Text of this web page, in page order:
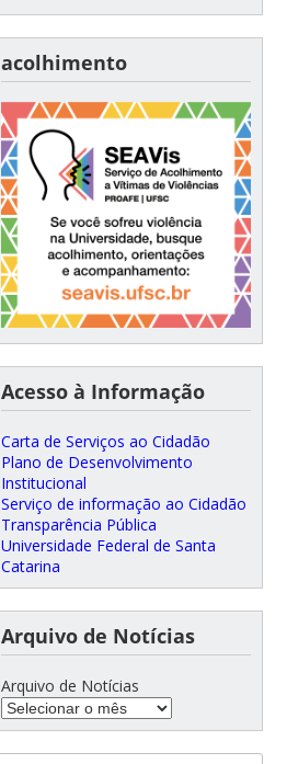
acolhimento
Acesso à Informação
Carta de Serviços ao Cidadão
Plano de Desenvolvimento
Institucional
Serviço de informação ao Cidadão
Transparência Pública
Universidade Federal de Santa
Catarina
Arquivo de Notícias
Arquivo de Notícias